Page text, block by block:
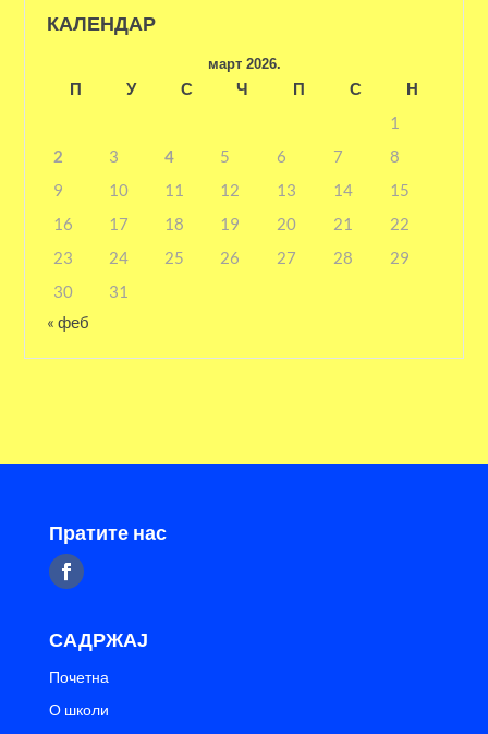
КАЛЕНДАР
март 2026.
П У С Ч П С
Н
1
2
3 4 5 6 7
8
9
10 11 12 13 14
15
16
17 18 19 20 21
22
23
24 25 26 27 28
29
30
31
« феб
Пратите нас
САДРЖАЈ
Почетна
О школи